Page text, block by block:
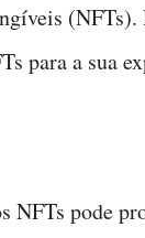
(NFTs).
para a sua
NFTs pode